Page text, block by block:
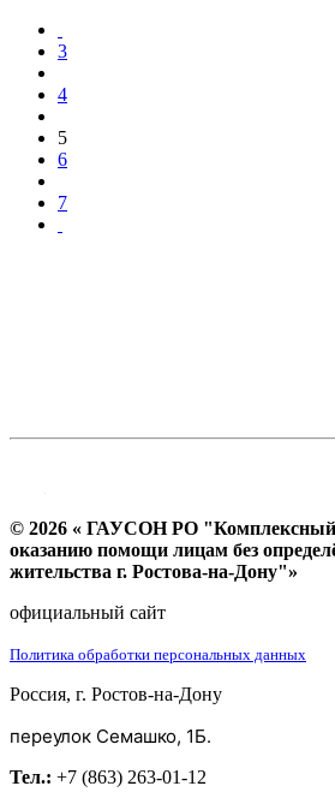
3
4
5
6
7
© 2026 « ГАУСОН РО "Комплексный
оказанию помощи лицам без
жительства г. Ростова-на-Дону"»
официальный сайт
Политика обработки персональных данных
Россия, г. Ростов-на-Дону
переулок Семашко, 1Б.
Тел.: +7 (863) 263-01-12